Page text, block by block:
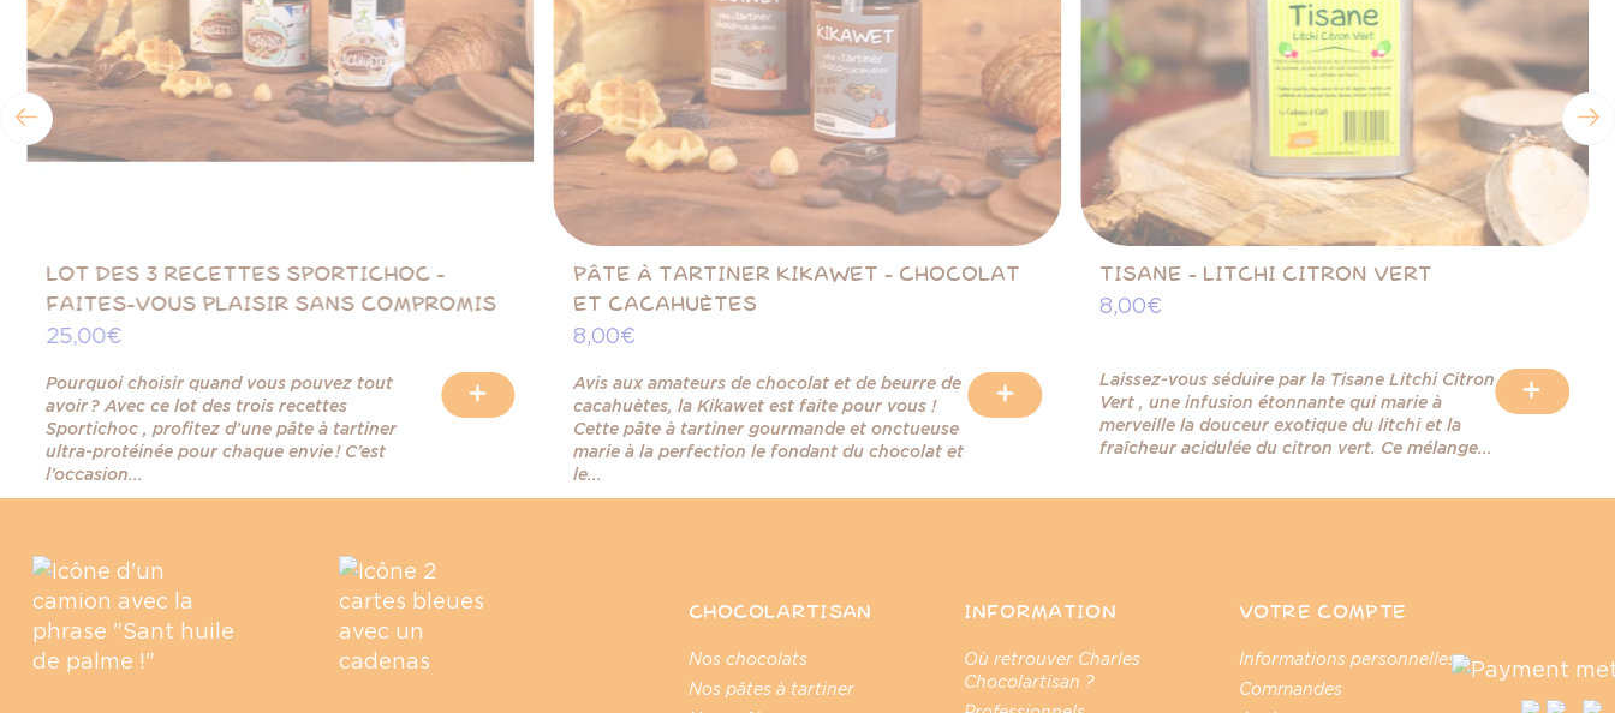
LOT DES 3 RECETTES SPORTICHOC -
FAITES-VOUS PLAISIR SANS COMPROMIS
25,00 €
Pourquoi choisir quand vous pouvez tout
avoir ? Avec ce lot des trois recettes
Sportichoc , profitez d’une pâte à tartiner
ultra-protéinée pour chaque envie ! C’est
l’occasion...
+
PÂTE À TARTINER KIKAWET - CHOCOLAT
ET CACAHUÈTES
8,00 €
Avis aux amateurs de chocolat et de beurre de
cacahuètes, la Kikawet est faite pour vous !
Cette pâte à tartiner gourmande et onctueuse
marie à la perfection le fondant du chocolat et
le...
+
TISANE - LITCHI CITRON VERT
8,00 €
Laissez-vous séduire par la Tisane Litchi Citron
Vert , une infusion étonnante qui marie à
merveille la douceur exotique du litchi et la
fraîcheur acidulée du citron vert. Ce mélange...
+
CHOCOLARTISAN
Nos chocolats
Nos pâtes à tartiner
INFORMATION
Où retrouver Charles
Chocolartisan ?
VOTRE COMPTE
Informations personnelles
Commandes